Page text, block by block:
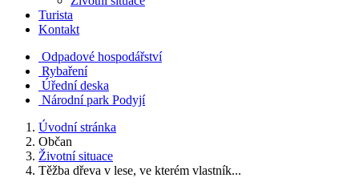
Turista
Kontakt
Odpadové hospodářství
Rybaření
Úřední deska
Národní park Podyjí
Úvodní stránka
Občan
Životní situace
Těžba dřeva v lese, ve kterém vlastník...